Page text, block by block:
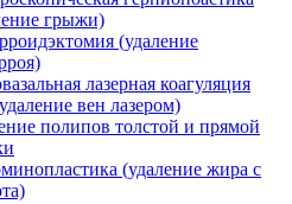
грыжи)
(удаление
лазерная коагуляция
вен лазером)
полипов толстой и прямой
(удаление жира с